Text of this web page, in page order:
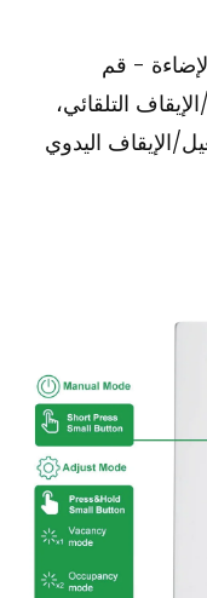
- قم
التلقائي،
الإيقاف اليدوي